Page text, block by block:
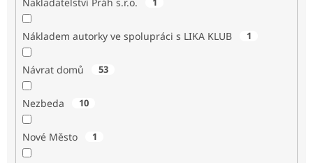
Nákladem autorky ve spolupráci s LIKA KLUB 1
Návrat domů 53
Nezbeda 10
Nové Město 1